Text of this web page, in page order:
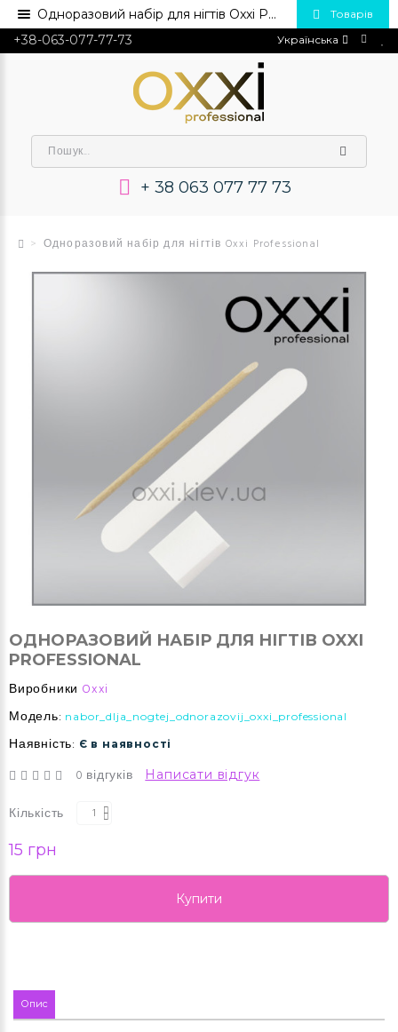
+38-063-077-77-73 Українська
+ 38 063 077 77 73
Товарів
Одноразовий набір для нігтів Oxxi Professional
ОДНОРАЗОВИЙ НАБІР ДЛЯ НІГТІВ OXXI
PROFESSIONAL
Виробники Oxxi
Модель: nabor_dlja_nogtej_odnorazovij_oxxi_professional
Наявність: Є в наявності
0 відгуків Написати відгук
Кількість
15 грн
Купити
Опис
Одноразовий набір для нігтів Oxxi Professional 💅 Купити в Україні опт та роздріб